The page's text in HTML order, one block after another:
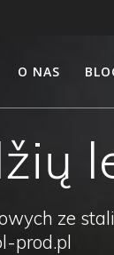
O NAS
ze
prod.pl